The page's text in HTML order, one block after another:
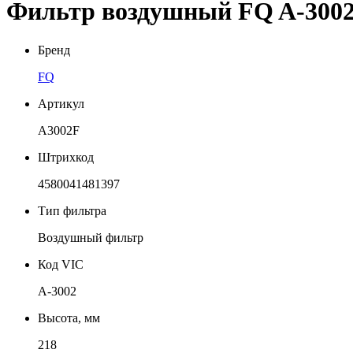
Фильтр воздушный FQ A-
Бренд
FQ
Артикул
A3002F
Штрихкод
4580041481397
Тип фильтра
Воздушный фильтр
Код VIC
A-3002
Высота, мм
218